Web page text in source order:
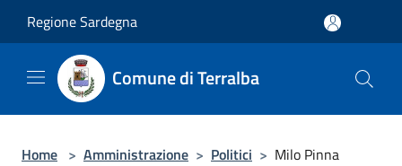
Regione Sardegna
Comune di Terralba
Home > Amministrazione > Politici > Milo Pinna